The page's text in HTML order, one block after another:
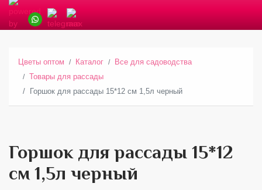
Цветы оптом Каталог
Все для садоводства
Товары для рассады
Горшок для рассады 15*12 см 1,5л черный
Горшок для рассады 15*12
см 1,5л черный